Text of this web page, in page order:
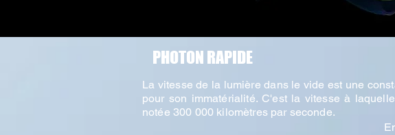
PHOTON RAPIDE
La vitesse de la lumière dans le vide est une
pour son immatérialité. C'est la vitesse à
notée 300 000 kilomètres par seconde.